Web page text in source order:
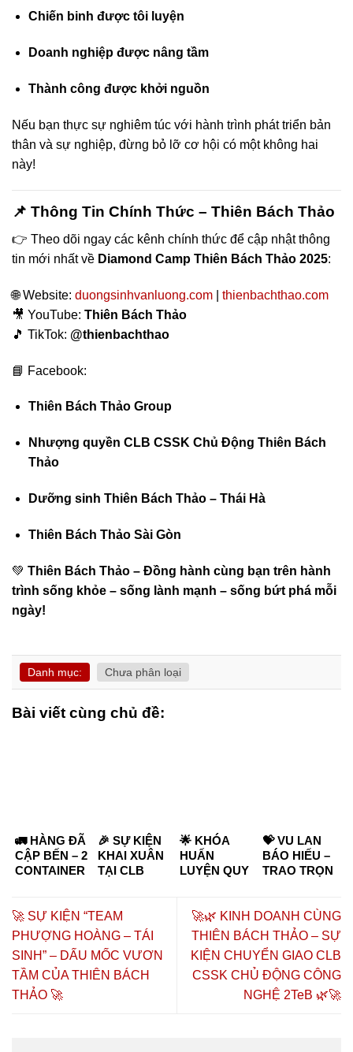
Chiến binh được tôi luyện
Doanh nghiệp được nâng tầm
Thành công được khởi nguồn
Nếu bạn thực sự nghiêm túc với hành trình phát triển bản
thân và sự nghiệp, đừng bỏ lỡ cơ hội có một không hai
này!
📌 Thông Tin Chính Thức – Thiên Bách Thảo
👉 Theo dõi ngay các kênh chính thức để cập nhật thông
tin mới nhất về Diamond Camp Thiên Bách Thảo 2025:
🌐 Website: duongsinhvanluong.com
thienbachthao.com
🎥 YouTube: Thiên Bách Thảo
🎵 TikTok: @thienbachthao
📘 Facebook:
Thiên Bách Thảo Group
Nhượng quyền CLB CSSK Chủ Động Thiên Bách
Thảo
Dưỡng sinh Thiên Bách Thảo – Thái Hà
Thiên Bách Thảo Sài Gòn
💚 Thiên Bách Thảo – Đồng hành cùng bạn trên hành
trình sống khỏe – sống lành mạnh – sống bứt phá mỗi
ngày!
Danh mục: Chưa phân loại
Bài viết cùng chủ đề:
🚛 HÀNG ĐÃ
CẬP BẾN – 2
CONTAINER
VỤ TOÀN HỆ
THỐNG
THIÊN BÁCH
THẢO 🚛
🎉 SỰ KIỆN
KHAI XUÂN
TẠI CLB
23 CHƠN
THÀNH
ĐƯỢC BÁO
VIỆT NAM
24H ĐƯA TIN
🌟 KHÓA
HUẤN
LUYỆN QUY
BÁCH THẢO
HỘI TỤ TINH
HOA LÃNH
ĐẠO – KIẾN
TẠO HỆ
💝 VU LAN
BÁO HIẾU –
TRAO TRỌN
ĐẾN CHA MẸ
VỚI ÔN
THÔNG
KINH 💝
🚀 SỰ KIỆN “TEAM
PHƯỢNG HOÀNG – TÁI
SINH” – DẤU MỐC VƯƠN
TẦM CỦA THIÊN BÁCH
THẢO 🚀
🚀🌿 KINH DOANH CÙNG
THIÊN BÁCH THẢO – SỰ
KIỆN CHUYỂN GIAO CLB
CSSK CHỦ ĐỘNG CÔNG
NGHỆ 2TeB 🌿🚀